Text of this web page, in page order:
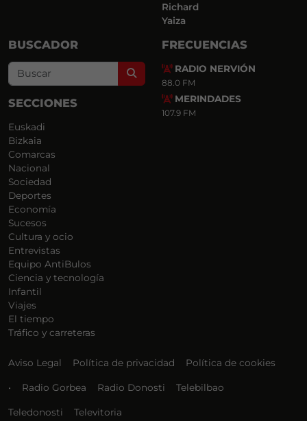
Richard
Yaiza
BUSCADOR
Search
SECCIONES
Euskadi
Bizkaia
Comarcas
Nacional
Sociedad
Deportes
Economía
Sucesos
Cultura y ocio
Entrevistas
Equipo AntiBulos
Ciencia y tecnología
Infantil
Viajes
El tiempo
Tráfico y carreteras
FRECUENCIAS
RADIO NERVIÓN
88.0 FM
MERINDADES
107.9 FM
Aviso Legal Política de privacidad Política de cookies
• Radio Gorbea Radio Donosti Telebilbao
Teledonosti Televitoria